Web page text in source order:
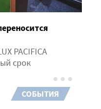
PACIFICA
срок
СОБЫТИЯ